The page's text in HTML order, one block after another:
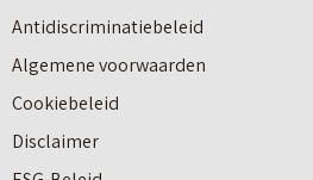
s
m
a
k
a
n
d
t
a
Antidiscriminatiebeleid
Algemene voorwaarden
Cookiebeleid
Disclaimer